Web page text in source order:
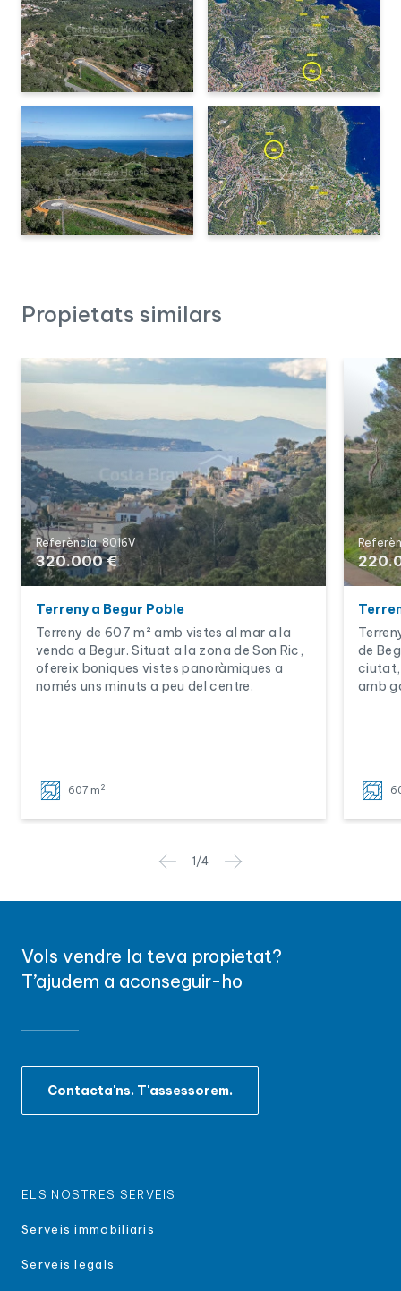
La ubicació d’aquesta parcel·la és ideal per a aquells que
busquentranquil·litatsense renunciar a la proximitat del
centre de Begur, amb la seva oferta de comerços,
restaurants i serveis. Les millors platges de la Costa Brava, com
Sa Riera, Sa Tuna i Aiguablava, es troben a menys de 10
minuts amb cotxe.
A més, en un radi de15-20 minutshi hacamps de golf, ports
esportius i rutes de senderismeque recorren el massís de
Begur i el litoral. La ciutat deGironai el seu aeroport són a
aproximadament1 hora amb cotxe, mentre queBarcelonaes
troba a menys dedues hores.
Si busques un terreny per construir una casa a mida en un entorn
Propietats similars
Referència: 8016V
320.000 €
Terreny a Begur Poble
Terreny de 607 m² amb vistes al mar a la
venda a Begur. Situat a la zona de Son Ric,
ofereix boniques vistes panoràmiques a
només uns minuts a peu del centre.
607 m 2
de
ciutat,
amb
1 /4
Vols vendre la teva propietat?
T’ajudem a aconseguir-ho
Contacta'ns. T'assessorem.
ELS NOSTRES SERVEIS
Serveis immobiliaris
Serveis legals